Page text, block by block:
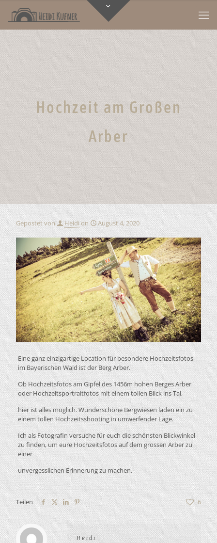
Hochzeit am Großen
Arber
Gepostet von Heidion August 4, 2020
Eine ganz einzigartige Location für besondere Hochzeitsfotos
im Bayerischen Wald ist der Berg Arber.
Ob Hochzeitsfotos am Gipfel des 1456m hohen Berges Arber
oder Hochzeitsportraitfotos mit einem tollen Blick ins Tal,
hier ist alles möglich. Wunderschöne Bergwiesen laden ein zu
einem tollen Hochzeitsshooting in umwerfender Lage.
Ich als Fotografin versuche für euch die schönsten Blickwinkel
zu finden, um eure Hochzeitsfotos auf dem grossen Arber zu
einer
unvergesslichen Erinnerung zu machen.
Teilen 6
Heidi